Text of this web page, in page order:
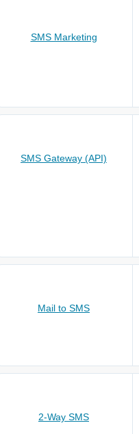
SMS Marketing
SMS Gateway (API)
Mail to SMS
2-Way SMS